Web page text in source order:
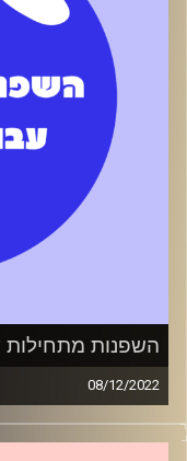
השפנות
08/12/2022
השפנות התחילו
הכי טובה להתחבר עם